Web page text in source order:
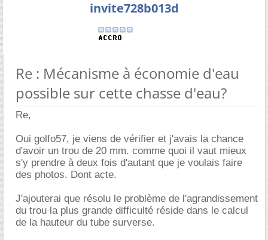
invite728b013d
Re : Mécanisme à économie d'eau
possible sur cette chasse d'eau?
Re,
Oui golfo57, je viens de vérifier et j'avais la chance
d'avoir un trou de 20 mm. comme quoi il vaut mieux
s'y prendre à deux fois d'autant que je voulais faire
des photos. Dont acte.
J'ajouterai que résolu le problème de l'agrandissement
du trou la plus grande difficulté réside dans le calcul
de la hauteur du tube surverse.